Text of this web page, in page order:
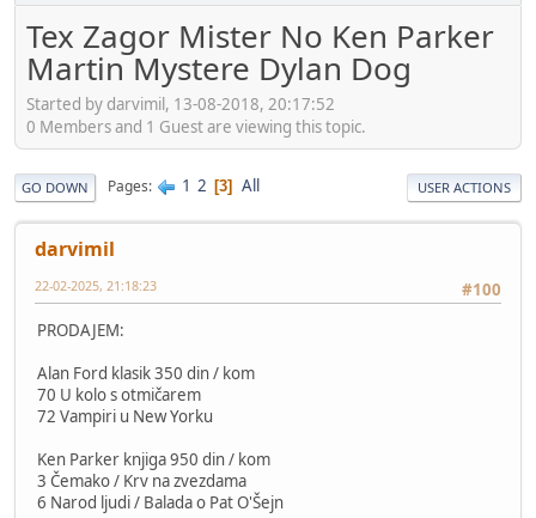
Tex Zagor Mister No Ken Parker
Martin Mystere Dylan Dog
Started by darvimil, 13-08-2018, 20:17:52
0 Members and 1 Guest are viewing this topic.
GO DOWN Pages 1 2 3 All USER ACTIONS
darvimil
#100
22-02-2025, 21:18:23
PRODAJEM:
Alan Ford klasik 350 din / kom
70 U kolo s otmičarem
72 Vampiri u New Yorku
Ken Parker knjiga 950 din / kom
3 Čemako / Krv na zvezdama
6 Narod ljudi / Balada o Pat O'Šejn